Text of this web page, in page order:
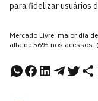
para fidelizar usuários
Mercado Livre: maior dia
alta de 56% nos acessos.